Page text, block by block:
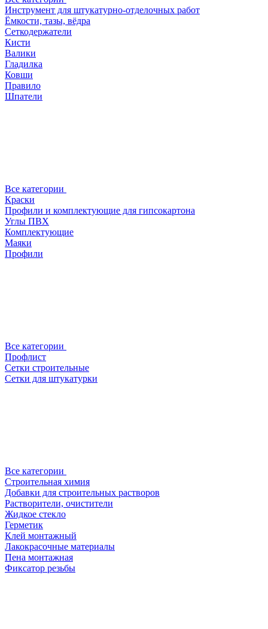
Инструмент для штукатурно-отделочных работ
Ёмкости, тазы, вёдра
Сеткодержатели
Кисти
Валики
Гладилка
Ковши
Правило
Шпатели
Все категории
Краски
Профили и комплектующие для гипсокартона
Углы ПВХ
Комплектующие
Маяки
Профили
Все категории
Профлист
Сетки строительные
Сетки для штукатурки
Все категории
Строительная химия
Добавки для строительных растворов
Растворители, очистители
Жидкое стекло
Герметик
Клей монтажный
Лакокрасочные материалы
Пена монтажная
Фиксатор резьбы